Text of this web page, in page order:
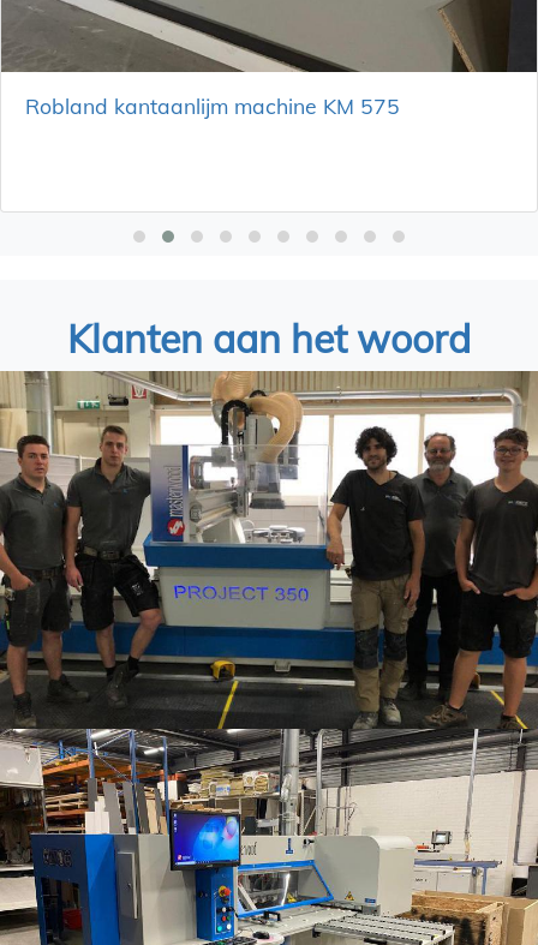
Robland kantaanlijm machine KM 575
Klanten aan het woord